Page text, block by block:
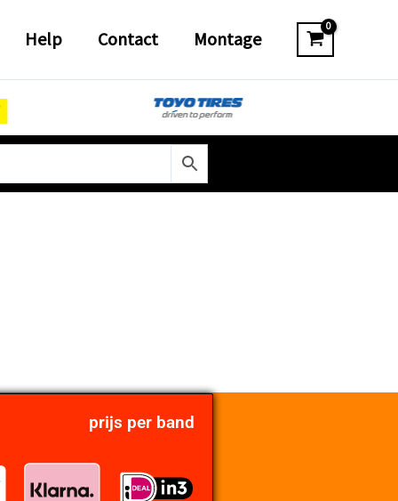
Help Contact Montage
prijs per band